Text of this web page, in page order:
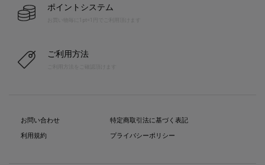
ポイントシステム
お買い物毎に1pt=1円でご利用頂けます
ご利用方法
お問い合わせ
利用規約
特定商取引法に基づく表記
プライバシーポリシー